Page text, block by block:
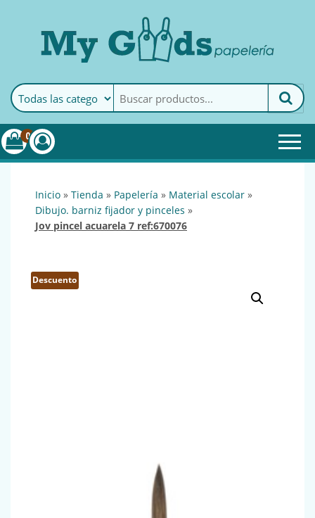
MyGoods · PapeleríaMy Goods es tu papelería
online de confianza. Podrás
encontrar todo lo necesario
0
inicio » tienda » papelería » material escolar »
dibujo. barniz fijador y pinceles »
jov pincel acuarela 7 ref:670076
Descuento